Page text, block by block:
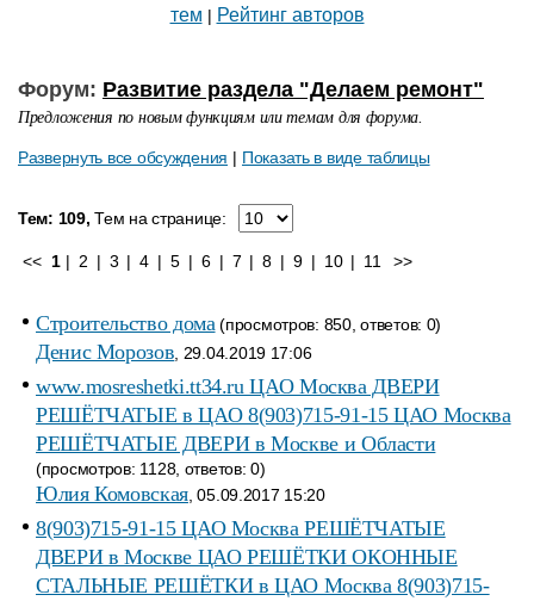
тем | Рейтинг авторов
Форум: Развитие раздела "Делаем ремонт"
Предложения по новым функциям или темам для форума.
Развернуть все обсуждения | Показать в виде таблицы
Тем: 109, Тем на странице:
<< 1 | 2 | 3 | 4 | 5 | 6 | 7 | 8 | 9 | 10 | 11 >>
Строительство дома (просмотров: 850, ответов: 0)
Денис Морозов , 29.04.2019 17:06
www.mosreshetki.tt34.ru ЦАО Москва ДВЕРИ
РЕШЁТЧАТЫЕ в ЦАО 8(903)715-91-15 ЦАО Москва
РЕШЁТЧАТЫЕ ДВЕРИ в Москве и Области
(просмотров: 1128, ответов: 0)
Юлия Комовская, 05.09.2017 15:20
8(903)715-91-15 ЦАО Москва РЕШЁТЧАТЫЕ
ДВЕРИ в Москве ЦАО РЕШЁТКИ ОКОННЫЕ
СТАЛЬНЫЕ РЕШЁТКИ в ЦАО Москва 8(903)715-